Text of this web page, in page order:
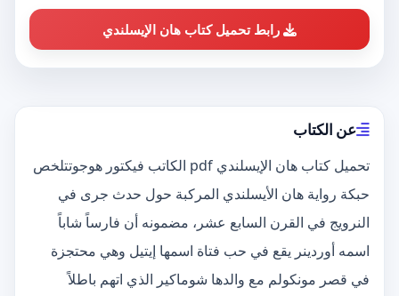
رابط تحميل كتاب هان الإيسلندي
عن الكتاب
تحميل كتاب هان الإيسلندي pdf الكاتب فيكتور هوجوتتلخص
حبكة رواية هان الأيسلندي المركبة حول حدث جرى في
النرويج في القرن السابع عشر، مضمونه أن فارساً شاباً
اسمه أوردينر يقع في حب فتاة اسمها إيتيل وهي محتجزة
في قصر مونكولم مع والدها شوماكير الذي اتهم باطلاً